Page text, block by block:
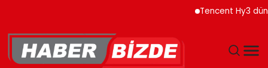
Tencent Hy3 dünya